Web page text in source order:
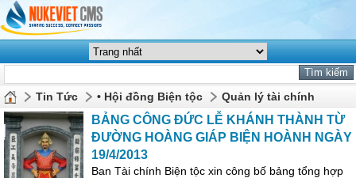
Tin Tức • Hội đồng Biện tộc Quản lý tài chính
BẢNG CÔNG ĐỨC LỄ KHÁNH THÀNH TỪ
ĐƯỜNG HOÀNG GIÁP BIỆN HOÀNH NGÀY
19/4/2013
Ban Tài chính Biện tộc xin công bố bảng tổng hợp